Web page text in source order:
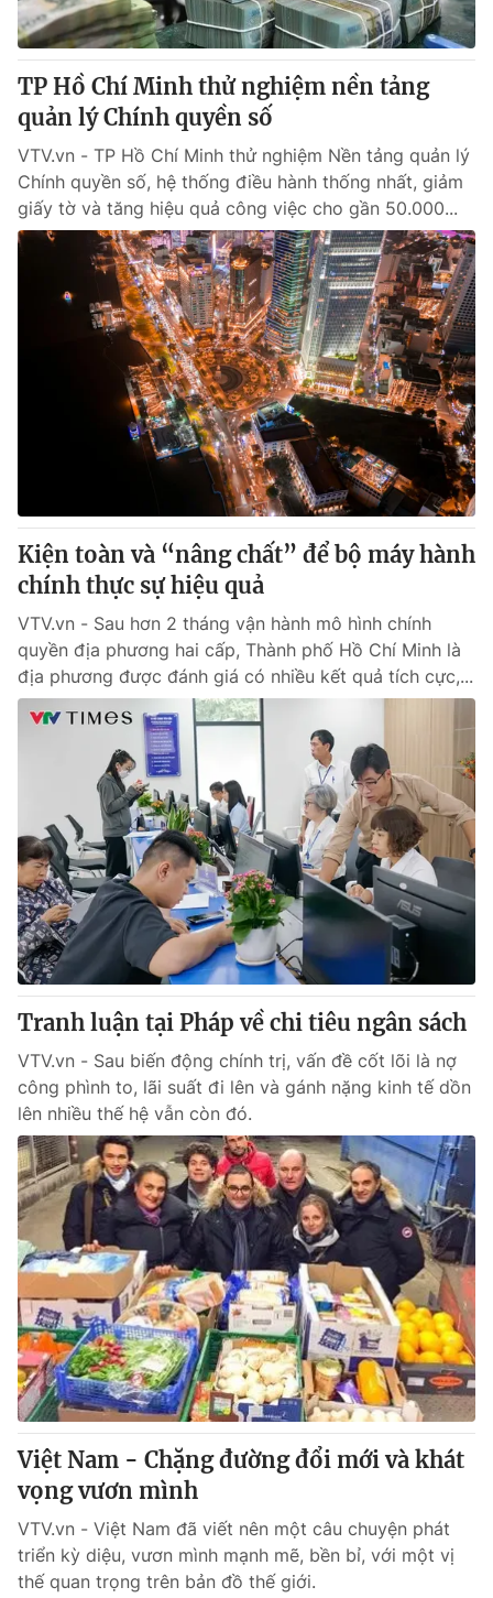
TP Hồ Chí Minh thử nghiệm nền tảng
quản lý Chính quyền số
VTV.vn - TP Hồ Chí Minh thử nghiệm Nền tảng quản lý
Chính quyền số, hệ thống điều hành thống nhất, giảm
giấy tờ và tăng hiệu quả công việc cho gần 50.000...
Kiện toàn và “nâng chất” để bộ máy hành
chính thực sự hiệu quả
VTV.vn - Sau hơn 2 tháng vận hành mô hình chính
quyền địa phương hai cấp, Thành phố Hồ Chí Minh là
địa phương được đánh giá có nhiều kết quả tích cực,...
Tranh luận tại Pháp về chi tiêu ngân sách
VTV.vn - Sau biến động chính trị, vấn đề cốt lõi là nợ
công phình to, lãi suất đi lên và gánh nặng kinh tế dồn
lên nhiều thế hệ vẫn còn đó.
Việt Nam - Chặng đường đổi mới và khát
vọng vươn mình
VTV.vn - Việt Nam đã viết nên một câu chuyện phát
triển kỳ diệu, vươn mình mạnh mẽ, bền bỉ, với một vị
thế quan trọng trên bản đồ thế giới.